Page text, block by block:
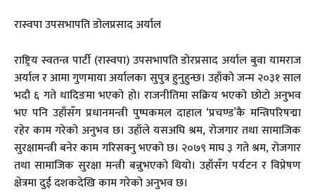
रास्वपा उपसभापति डोलप्रसाद अर्याल
राष्ट्रिय स्वतन्त्र पार्टी (रास्वपा) उपसभापति डोरप्रसाद अर्याल बुवा यामराज
अर्याल र आमा गुणमाया अर्यालका सुपुत्र हुनुहुन्छ। उहाँको जन्म २०३१ साल
भदौ ६ गते धादिङमा भएको हो। राजनीतिमा सक्रिय भएको छोटो अनुभव
भए पनि उहाँसँग प्रधानमन्त्री पुष्पकमल दाहाल ‘प्रचण्ड’कै मन्त्रिपरिषद्मा
रहेर काम गरेको अनुभव छ। उहाँले यसअघि श्रम, रोजगार तथा सामाजिक
सुरक्षामन्त्री बनेर काम गरिसक्नु भएको छ। २०७९ माघ ३ गते श्रम, रोजगार
तथा सामाजिक सुरक्षा मन्त्री बन्नुभएको थियो। उहाँसँग पर्यटन र विप्रेषण
क्षेत्रमा दुई दशकदेखि काम गरेको अनुभव छ।